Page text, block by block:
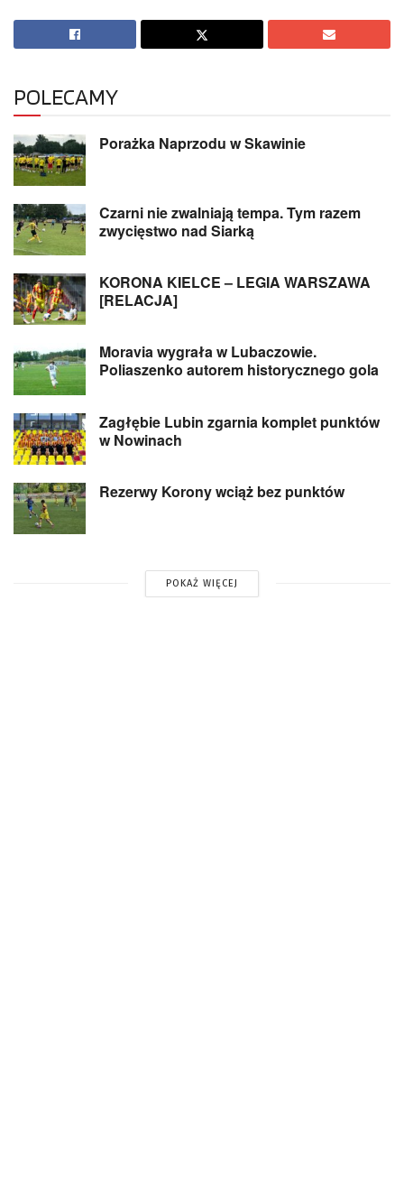
POLECAMY
Porażka Naprzodu w Skawinie
Czarni nie zwalniają tempa. Tym razem
zwycięstwo nad Siarką
KORONA KIELCE – LEGIA WARSZAWA
[RELACJA]
Moravia wygrała w Lubaczowie.
Poliaszenko autorem historycznego gola
Zagłębie Lubin zgarnia komplet punktów
w Nowinach
Rezerwy Korony wciąż bez punktów
POKAŻ WIĘCEJ